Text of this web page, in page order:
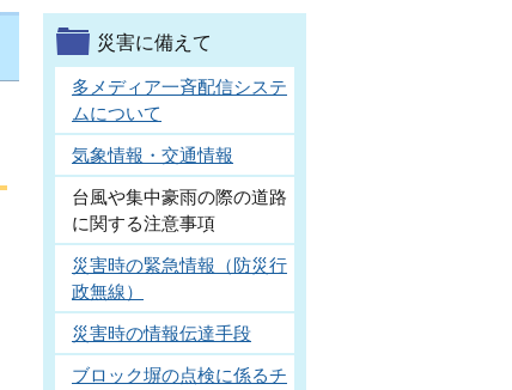
災害に備えて
多メディア一斉配信システ
ムについて
気象情報・交通情報
台風や集中豪雨の際の道路
に関する注意事項
災害時の緊急情報（防災行
政無線）
災害時の情報伝達手段
ブロック塀の点検に係るチ